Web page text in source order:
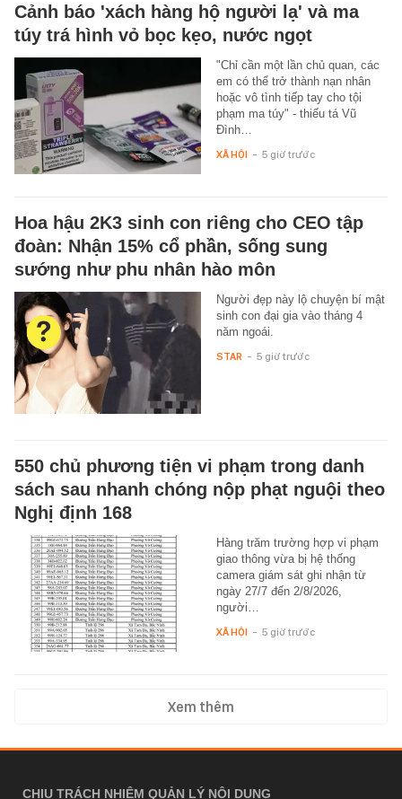
Cảnh báo 'xách hàng hộ người lạ' và ma
túy trá hình vỏ bọc kẹo, nước ngọt
"Chỉ cần một lần chủ quan, các
em có thể trở thành nạn nhân
hoặc vô tình tiếp tay cho tội
phạm ma túy" - thiếu tá Vũ
Đình…
XÃ HỘI - 5 giờ trước
Hoa hậu 2K3 sinh con riêng cho CEO tập
đoàn: Nhận 15% cổ phần, sống sung
sướng như phu nhân hào môn
Người đẹp này lộ chuyện bí mật
sinh con đại gia vào tháng 4
năm ngoái.
STAR - 5 giờ trước
550 chủ phương tiện vi phạm trong danh
sách sau nhanh chóng nộp phạt nguội theo
Nghị định 168
Hàng trăm trường hợp vi phạm
giao thông vừa bị hệ thống
camera giám sát ghi nhận từ
ngày 27/7 đến 2/8/2026,
người…
XÃ HỘI - 5 giờ trước
Xem thêm
CHỊU TRÁCH NHIỆM QUẢN LÝ NỘI DUNG